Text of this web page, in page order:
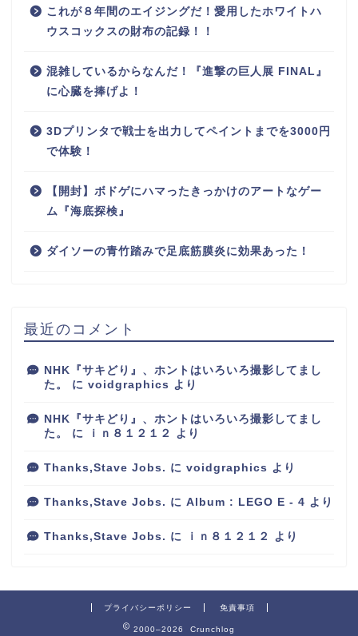
これが８年間のエイジングだ！愛用したホワイトハ
ウスコックスの財布の記録！！
混雑しているからなんだ！『進撃の巨人展 FINAL』
に心臓を捧げよ！
3Dプリンタで戦士を出力してペイントまでを3000円
で体験！
【開封】ボドゲにハマったきっかけのアートなゲー
ム『海底探検』
ダイソーの青竹踏みで足底筋膜炎に効果あった！
最近のコメント
NHK『サキどり』、ホントはいろいろ撮影してまし
た。
に voidgraphics より
NHK『サキどり』、ホントはいろいろ撮影してまし
た。
に ｉｎ８１２１２ より
Thanks,Stave Jobs. に voidgraphics より
Thanks,Stave Jobs. に Album : LEGO E - 4 より
Thanks,Stave Jobs. に ｉｎ８１２１２ より
プライバシーポリシー 免責事項
2000–2026 Crunchlog